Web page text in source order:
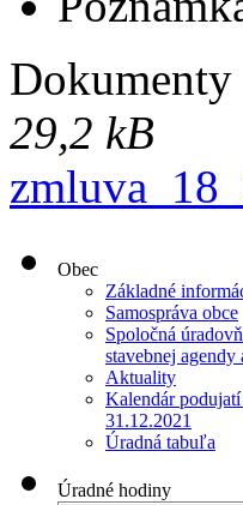
Dokumenty
29,2 kB
Obec
Základné
Samospráva obce
Spoločná
stavebnej agendy
Aktuality
Kalendár
31.12.2021
Úradná tabuľa
Úradné hodiny